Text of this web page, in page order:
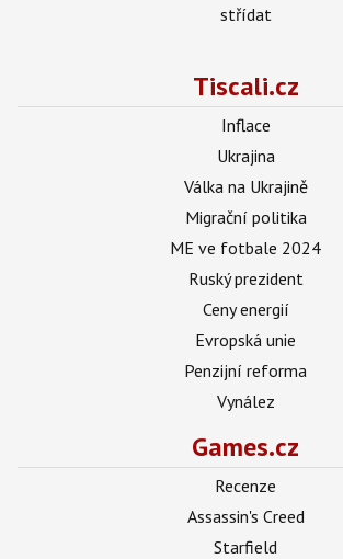
střídat
Tiscali.cz
Inflace
Ukrajina
Válka na Ukrajině
Migrační politika
ME ve fotbale 2024
Ruský prezident
Ceny energií
Evropská unie
Penzijní reforma
Vynález
Games.cz
Recenze
Assassin's Creed
Starfield